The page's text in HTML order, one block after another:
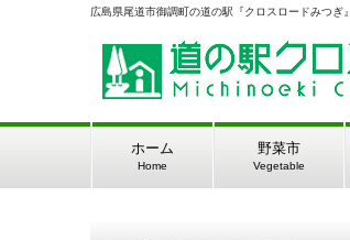
広島県尾道市御調町の道の駅『クロスロードみつぎ』
ホーム
Home
野菜市
Vegetable